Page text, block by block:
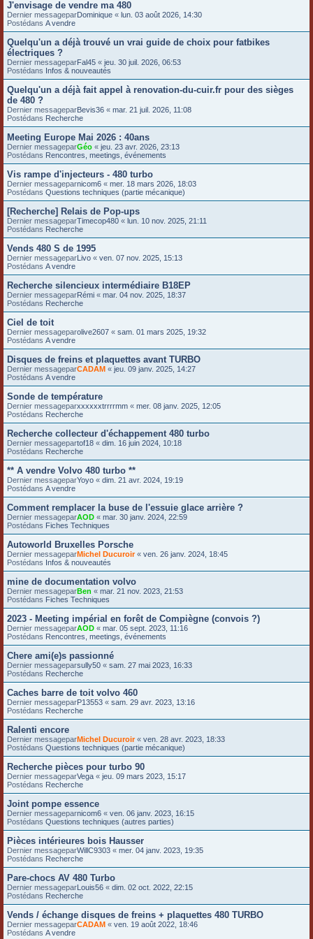
J'envisage de vendre ma 480
Dernier messageparDominique « lun. 03 août 2026, 14:30
Postédans A vendre
Quelqu'un a déjà trouvé un vrai guide de choix pour fatbikes
électriques ?
Dernier messageparFal45 « jeu. 30 juil. 2026, 06:53
Postédans Infos & nouveautés
Quelqu'un a déjà fait appel à renovation-du-cuir.fr pour des sièges
de 480 ?
Dernier messageparBevis36 « mar. 21 juil. 2026, 11:08
Postédans Recherche
Meeting Europe Mai 2026 : 40ans
Dernier messageparGéo « jeu. 23 avr. 2026, 23:13
Postédans Rencontres, meetings, événements
Vis rampe d'injecteurs - 480 turbo
Dernier messageparnicom6 « mer. 18 mars 2026, 18:03
Postédans Questions techniques (partie mécanique)
[Recherche] Relais de Pop-ups
Dernier messageparTimecop480 « lun. 10 nov. 2025, 21:11
Postédans Recherche
Vends 480 S de 1995
Dernier messageparLivo « ven. 07 nov. 2025, 15:13
Postédans A vendre
Recherche silencieux intermédiaire B18EP
Dernier messageparRémi « mar. 04 nov. 2025, 18:37
Postédans Recherche
Ciel de toit
Dernier messageparolive2607 « sam. 01 mars 2025, 19:32
Postédans A vendre
Disques de freins et plaquettes avant TURBO
Dernier messageparCADAM « jeu. 09 janv. 2025, 14:27
Postédans A vendre
Sonde de température
Dernier messageparxxxxxxtrrrrmm « mer. 08 janv. 2025, 12:05
Postédans Recherche
Recherche collecteur d'échappement 480 turbo
Dernier messagepartof18 « dim. 16 juin 2024, 10:18
Postédans Recherche
** A vendre Volvo 480 turbo **
Dernier messageparYoyo « dim. 21 avr. 2024, 19:19
Postédans A vendre
Comment remplacer la buse de l'essuie glace arrière ?
Dernier messageparAOD « mar. 30 janv. 2024, 22:59
Postédans Fiches Techniques
Autoworld Bruxelles Porsche
Dernier messageparMichel Ducuroir« ven. 26 janv. 2024, 18:45
Postédans Infos & nouveautés
mine de documentation volvo
Dernier messageparBen « mar. 21 nov. 2023, 21:53
Postédans Fiches Techniques
2023 - Meeting impérial en forêt de Compiègne (convois ?)
Dernier messageparAOD « mar. 05 sept. 2023, 11:16
Postédans Rencontres, meetings, événements
Chere ami(e)s passionné
Dernier messageparsully50 « sam. 27 mai 2023, 16:33
Postédans Recherche
Caches barre de toit volvo 460
Dernier messageparP13553 « sam. 29 avr. 2023, 13:16
Postédans Recherche
Ralenti encore
Dernier messageparMichel Ducuroir« ven. 28 avr. 2023, 18:33
Postédans Questions techniques (partie mécanique)
Recherche pièces pour turbo 90
Dernier messageparVega « jeu. 09 mars 2023, 15:17
Postédans Recherche
Joint pompe essence
Dernier messageparnicom6 « ven. 06 janv. 2023, 16:15
Postédans Questions techniques (autres parties)
Pièces intérieures bois Hausser
Dernier messageparWillC9303 « mer. 04 janv. 2023, 19:35
Postédans Recherche
Pare-chocs AV 480 Turbo
Dernier messageparLouis56 « dim. 02 oct. 2022, 22:15
Postédans Recherche
Vends / échange disques de freins + plaquettes 480 TURBO
Dernier messageparCADAM « ven. 19 août 2022, 18:46
Postédans A vendre